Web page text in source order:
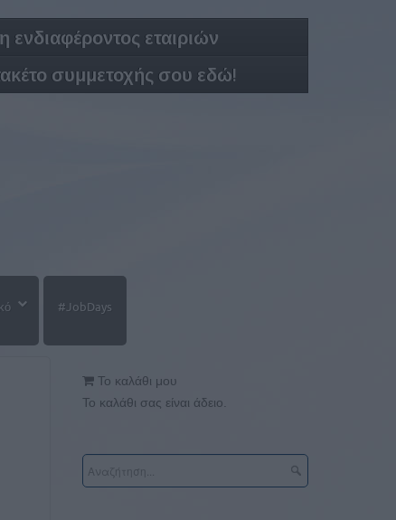
ενδιαφέροντος εταιριών
συμμετοχής σου εδώ!
#JobDays
Το καλάθι μου
Το καλάθι σας είναι άδειο.